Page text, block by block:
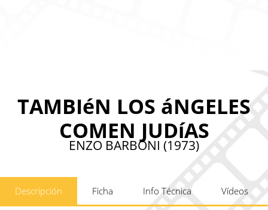
TAMBIéN LOS áNGELES
COMEN JUDíAS
ENZO BARBONI (1973)
Descripción Ficha Info Técnica Vídeos